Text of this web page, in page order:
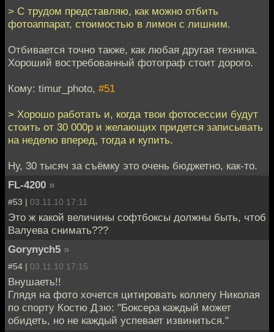
> С трудом представляю, как можно отбить
фотоаппарат, стоимостью в лимон с лишним.
Отбивается точно также, как любая другая техника.
Хороший востребованный фотограф стоит дорого.
Кому: timur_photo, #51
> Хорошо работать и, когда твои фотосессии будут
стоить от 30 000р и желающих придется записывать
на неделю вперед, тогда и купить.
Ну, 30 тысяч за съёмку это очень бюджетно, как-то.
FL-4200 »
#53 | 03.11.10 17:11
Это ж какой величины софтбоксы должны быть, чтоб
Валуева снимать???
Gorynych5 »
#54 | 03.11.10 17:15
Внушаеть!!
Глядя на фото хочется цитировать коллегу Николая
по спорту Костю Дзю: "Боксера каждый может
обидеть, но не каждый успевает извиниться."